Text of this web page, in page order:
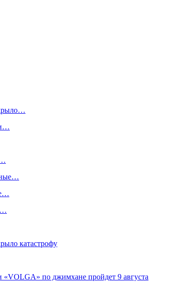
катастрофу
«VOLGA» по джимхане пройдет 9 августа